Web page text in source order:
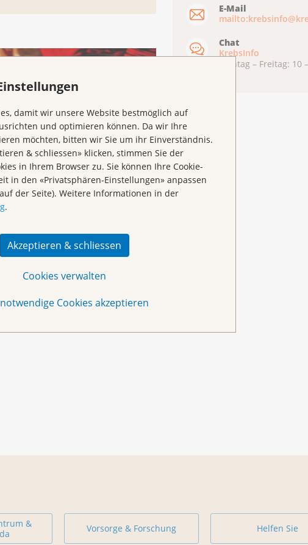
damit wir unsere Website bestmöglich auf
und optimieren können. Da wir Ihre
möchten, bitten wir Sie um ihr Einverständnis.
& schliessen» klicken, stimmen Sie der
in Ihrem Browser zu. Sie können Ihre Cookie-
in den «Privatsphären-Einstellungen» anpassen
der Seite). Weitere Informationen in der
.
Akzeptieren & schliessen
Cookies verwalten
Cookies akzeptieren
Gong
E-Mail
Chat
KrebsInfo
Montag – Freitag: 10
&
Vorsorge & Forschung Helfen Sie